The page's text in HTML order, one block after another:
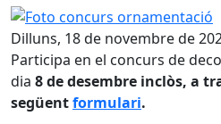
Foto concurs ornamentació
Dilluns, 18 de novembre de
Participa en el concurs de
dia 8 de desembre inclòs, a
següentformulari.